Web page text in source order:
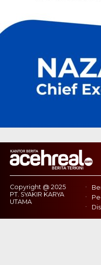
Copyright @ 2025
PT. SYAKIR KARYA
UTAMA